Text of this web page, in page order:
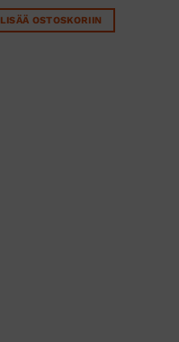
LISÄÄ OSTOSKORIIN